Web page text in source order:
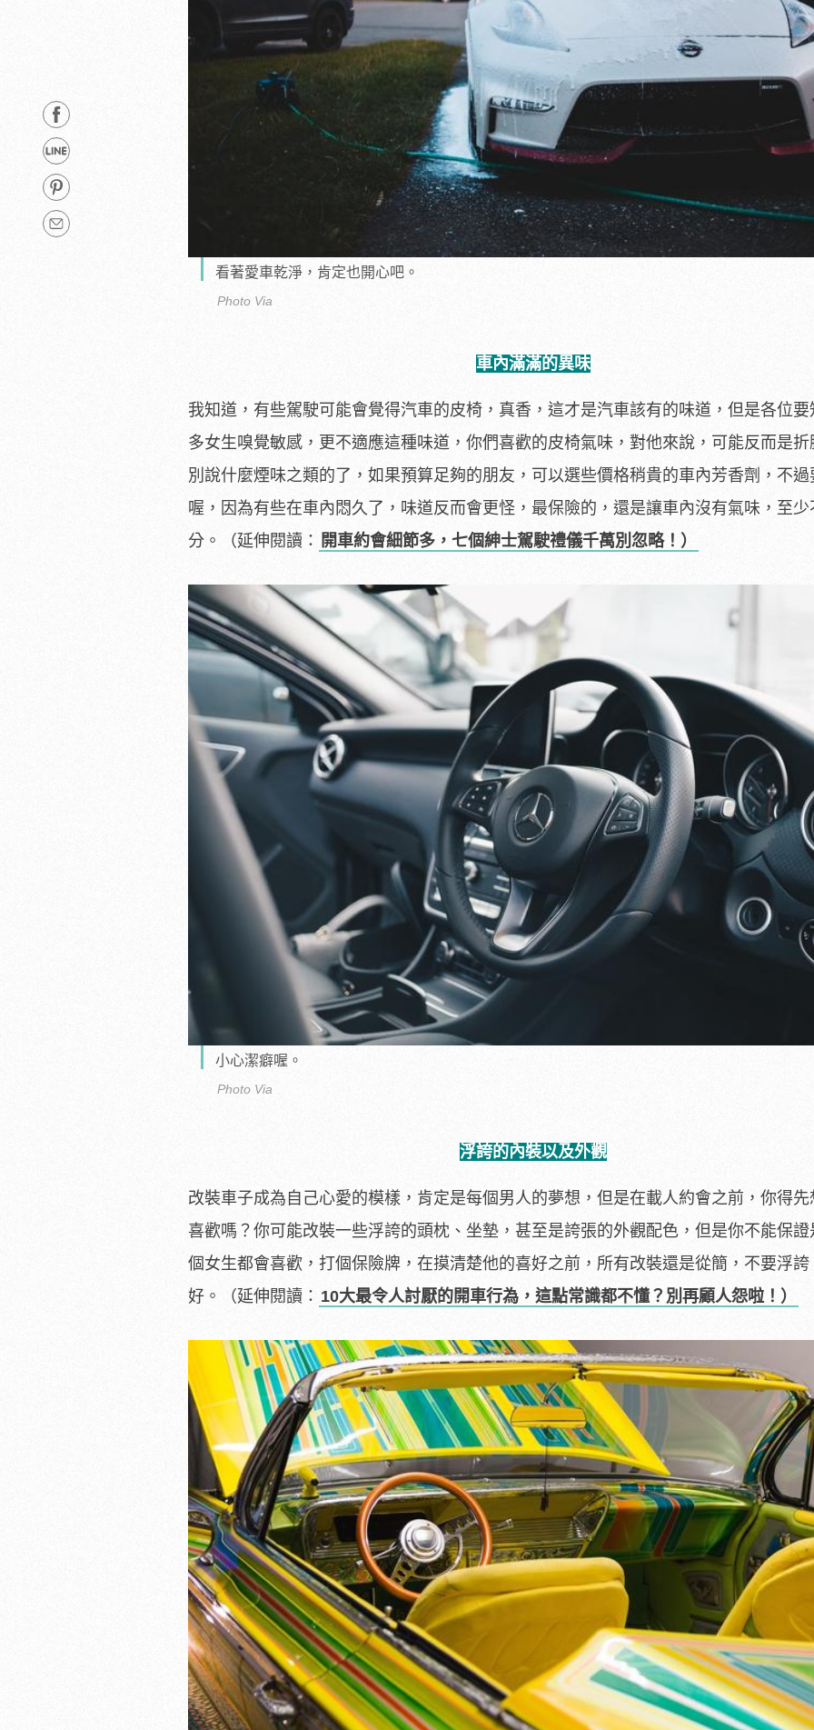
看著愛車乾淨，肯定也開心吧。
Photo Via
車內滿滿的異味
我知道，有些駕駛可能會覺得汽車的皮椅，真香，這才是汽車該有的味道，但是各位要
多女生嗅覺敏感，更不適應這種味道，你們喜歡的皮椅氣味，對他來說，可能反而是折
別說什麼煙味之類的了，如果預算足夠的朋友，可以選些價格稍貴的車內芳香劑，不過
喔，因為有些在車內悶久了，味道反而會更怪，最保險的，還是讓車內沒有氣味，至少
分。（延伸閱讀： 開車約會細節多，七個紳士駕駛禮儀千萬別忽略！）
小心潔癖喔。
Photo Via
浮誇的內裝以及外觀
改裝車子成為自己心愛的模樣，肯定是每個男人的夢想，但是在載人約會之前，你得先
喜歡嗎？你可能改裝一些浮誇的頭枕、坐墊，甚至是誇張的外觀配色，但是你不能保證
個女生都會喜歡，打個保險牌，在摸清楚他的喜好之前，所有改裝還是從簡，不要浮誇
好。（延伸閱讀： 10大最令人討厭的開車行為，這點常識都不懂？別再顧人怨啦！）